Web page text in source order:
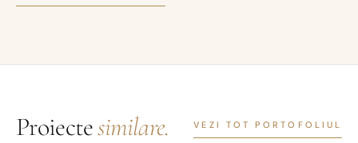
Proiectesimilare. VEZI TOT PORTOFOLIUL